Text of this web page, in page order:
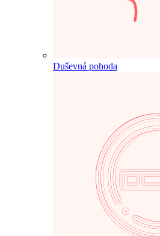
Duševná pohoda